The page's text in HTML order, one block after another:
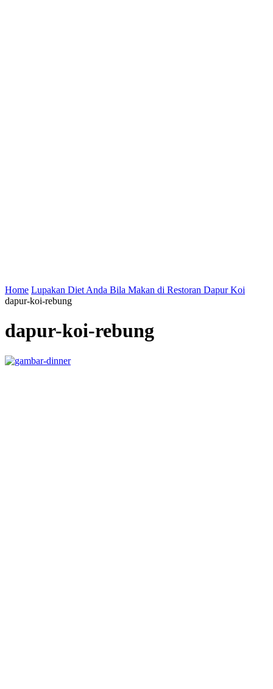
Home Lupakan Diet Anda Bila Makan di Restoran Dapur Koi
dapur-koi-rebung
dapur-koi-rebung